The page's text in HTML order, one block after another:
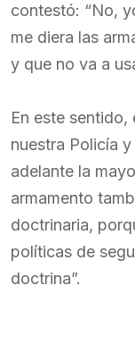
contestó: “No,
me diera las
y que no va a
En este sentido,
nuestra Policía
adelante la
armamento
doctrinaria,
políticas de
doctrina”.